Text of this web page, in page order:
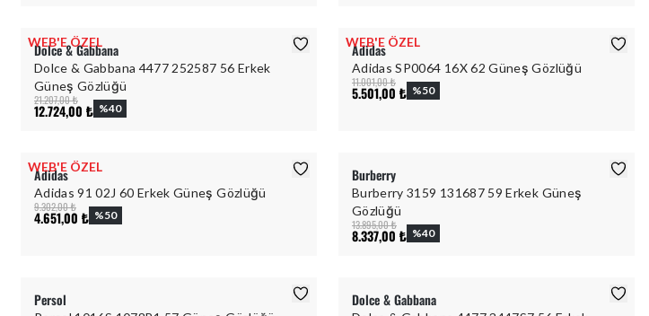
WEB'E ÖZEL
Dolce & Gabbana
Dolce & Gabbana 4477 252587 56 Erkek
Güneş Gözlüğü
21.207,00 ₺
12.724,00 ₺ %40
WEB'E ÖZEL
Adidas
Adidas SP0064 16X 62 Güneş Gözlüğü
11.001,00 ₺
5.501,00 ₺ %50
WEB'E ÖZEL
Adidas
Adidas 91 02J 60 Erkek Güneş Gözlüğü
9.302,00 ₺
4.651,00 ₺ %50
Burberry
Burberry 3159 131687 59 Erkek Güneş
Gözlüğü
13.895,00 ₺
8.337,00 ₺ %40
Persol Dolce & Gabbana